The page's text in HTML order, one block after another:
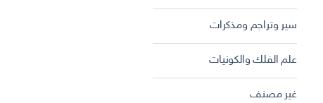
سير وتراجم ومذكرات
علم الفلك والكونيات
غير مصنف